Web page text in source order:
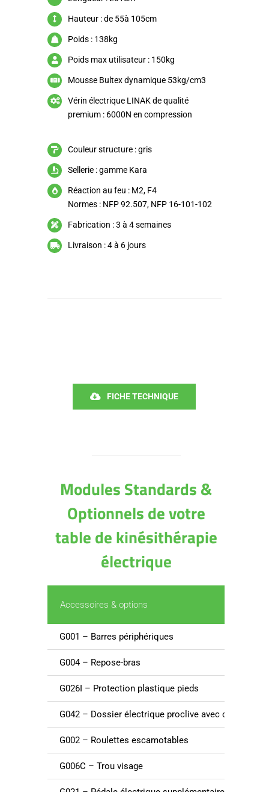
Hauteur : de 55à 105cm
Poids : 138kg
Poids max utilisateur : 150kg
Mousse Bultex dynamique 53kg/cm3
Vérin électrique LINAK de qualité
premium : 6000N en compression
Couleur structure : gris
Sellerie : gamme Kara
Réaction au feu : M2, F4
Normes : NFP 92.507, NFP 16-101-102
Fabrication : 3 à 4 semaines
Livraison : 4 à 6 jours
FICHE TECHNIQUE
Modules Standards &
Optionnels de votre
table de kinésithérapie
électrique
Accessoires & options
G001 – Barres périphériques
G004 – Repose-bras
G026I – Protection plastique pieds
G042 – Dossier électrique proclive avec
G002 – Roulettes escamotables
G006C – Trou visage